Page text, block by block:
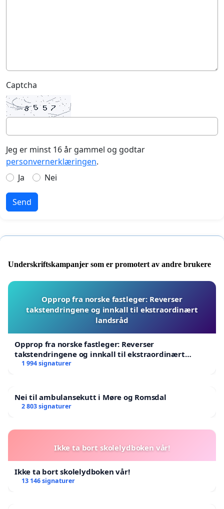
Captcha
Jeg er minst 16 år gammel og godtar
personvernerklæringen.
Ja
Nei
Send
Underskriftskampanjer som er promotert av andre brukere
Opprop fra norske fastleger: Reverser
takstendringene og innkall til ekstraordinært
landsråd
Opprop fra norske fastleger: Reverser
takstendringene og innkall til ekstraordinært
landsråd
1 994 signaturer
Nei til ambulansekutt i Møre og Romsdal
2 803 signaturer
Ikke ta bort skolelydboken vår!
Ikke ta bort skolelydboken vår!
13 146 signaturer